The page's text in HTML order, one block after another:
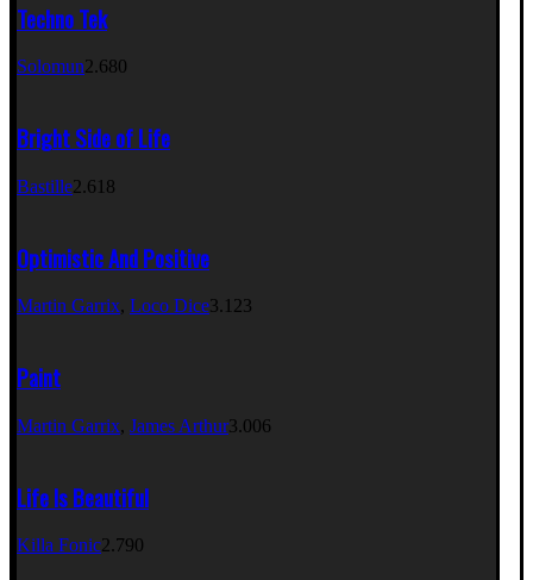
Techno Tek
Solomun2.680
Bright Side of Life
Bastille2.618
Optimistic And Positive
Martin Garrix, Loco Dice3.123
Paint
Martin Garrix, James Arthur3.006
Life Is Beautiful
Killa Fonic2.790